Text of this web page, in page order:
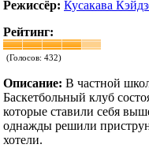
Режиссёр: Кусакава
Рейтинг:
(Голосов: 432)
Описание: В частной
Баскетбольный клуб
которые ставили себя
однажды решили
хотели.